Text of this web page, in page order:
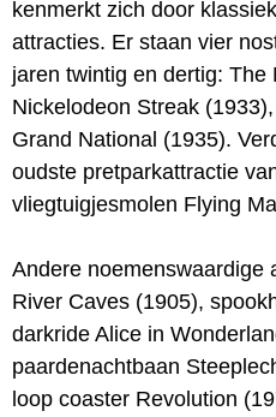
kenmerkt zich door
attracties. Er staan vier
jaren twintig en dertig: The
Nickelodeon Streak
Grand National (1935).
oudste pretparkattractie
vliegtuigjesmolen Flying
Andere noemenswaardige
River Caves (1905),
darkride Alice in
paardenachtbaan
loop coaster Revolution